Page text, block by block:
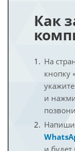
Как
На
кнопку
и
и